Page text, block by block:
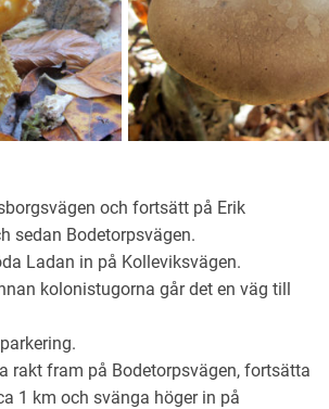
och fortsätt på Erik
sedan Bodetorpsvägen.
Ladan in på Kolleviksvägen.
kolonistugorna går det en väg till
rakt fram på Bodetorpsvägen, fortsätta
1 km och svänga höger in på